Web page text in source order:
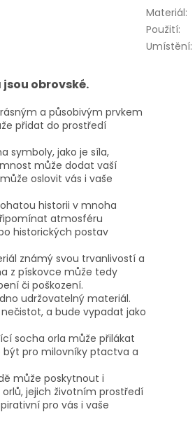
obrovské.
a působivým prvkem
přidat do prostředí
symboly, jako je síla,
může dodat vaší
oslovit vás i vaše
historii v mnoha
atmosféru
historických postav
známý svou trvanlivostí a
z pískovce může tedy
či poškození.
udržovatelný materiál.
a bude vypadat jako
socha orla může přilákat
být pro milovníky ptactva a
může poskytnout i
jejich životním prostředí
pro vás i vaše
Materiál:
Použití:
Umístění: